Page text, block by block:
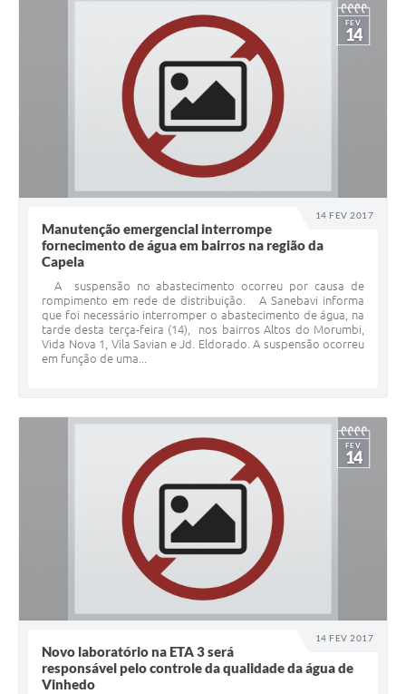
14 FEV 2017
FEV
14
Manutenção emergencial interrompe
fornecimento de água em bairros na região da
Capela
A suspensão no abastecimento ocorreu por causa de
rompimento em rede de distribuição. A Sanebavi informa
que foi necessário interromper o abastecimento de água, na
tarde desta terça-feira (14), nos bairros Altos do Morumbi,
Vida Nova 1, Vila Savian e Jd. Eldorado. A suspensão ocorreu
em função de uma...
14 FEV 2017
FEV
14
Novo laboratório na ETA 3 será
responsável pelo controle da qualidade da água de
Vinhedo